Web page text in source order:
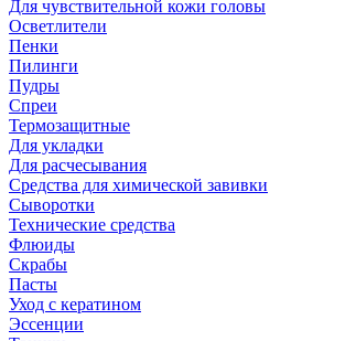
Для чувствительной кожи головы
Осветлители
Пенки
Пилинги
Пудры
Спреи
Термозащитные
Для укладки
Для расчесывания
Средства для химической завивки
Сыворотки
Технические средства
Флюиды
Скрабы
Пасты
Уход с кератином
Эссенции